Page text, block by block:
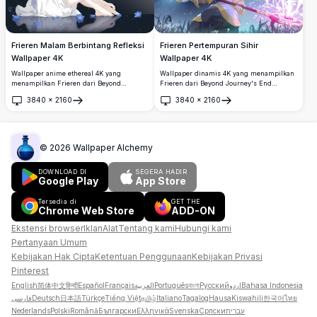
Frieren Malam Berbintang Refleksi
Wallpaper 4K
Wallpaper anime ethereal 4K yang
menampilkan Frieren dari Beyond
yang tenang. Penyihir elf yang dicintai ini
di air yang tenang, menciptakan suasana
damai dan mistis.
3840 × 2160
Buka
Frieren Pertempuran Sihir
Wallpaper 4K
Wallpaper dinamis 4K yang menampilkan
Frieren dari Beyond Journey's End
ikoniknya. Penyihir elf berambut putih
3840 × 2160
Buka
© 2026 Wallpaper Alchemy
DOWNLOAD DI
Google Play
SEGERA HADIR
App Store
Tersedia di
Chrome Web Store
GET THE
ADD-ON
Ekstensi browserIklanAlatTentang kamiHubungi kami
Pertanyaan Umum
Kebijakan Hak CiptaKetentuan PenggunaanKebijakan Privasi
Pinterest
English简体中文हिन्दीEspañolFrançaisالعربيةPortuguêsবাংলাРусскийاردوBahasa Indonesia
فارسیDeutsch日本語TürkçeTiếng Việtதமிழ்ItalianoTagalogHausaKiswahili한국어ไทย
NederlandsPolskiRomânăБългарскиΕλληνικάSvenskaСрпскиעברית